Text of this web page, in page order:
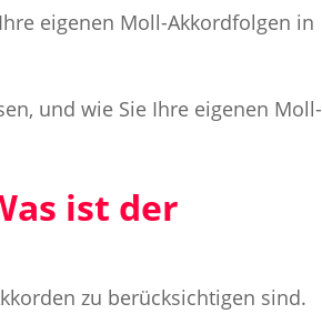
eigenen Moll-Akkordfolgen in
und wie Sie Ihre eigenen Moll-
ist der
zu berücksichtigen sind.